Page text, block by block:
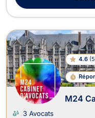
4.6 (
M24
3 Avocats